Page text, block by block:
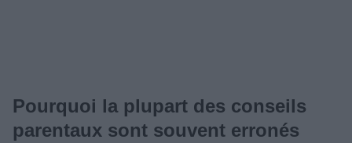
Pourquoi la plupart des conseils
parentaux sont souvent erronés